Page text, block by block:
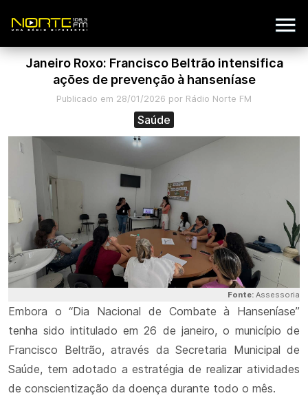
Janeiro Roxo: Francisco Beltrão intensifica
ações de prevenção à hanseníase
Publicado em 28/01/2026 por Rádio Norte FM
Saúde
Fonte: Assessoria
Embora o “Dia Nacional de Combate à Hanseníase”
tenha sido intitulado em 26 de janeiro, o município de
Francisco Beltrão, através da Secretaria Municipal de
Saúde, tem adotado a estratégia de realizar atividades
de conscientização da doença durante todo o mês.